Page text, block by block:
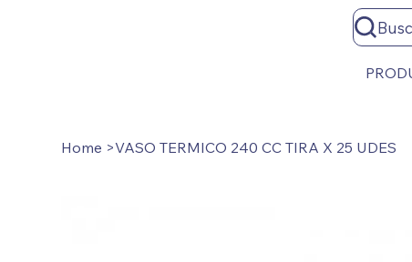
Home >VASO TERMICO 240 CC TIRA X 25 UDES